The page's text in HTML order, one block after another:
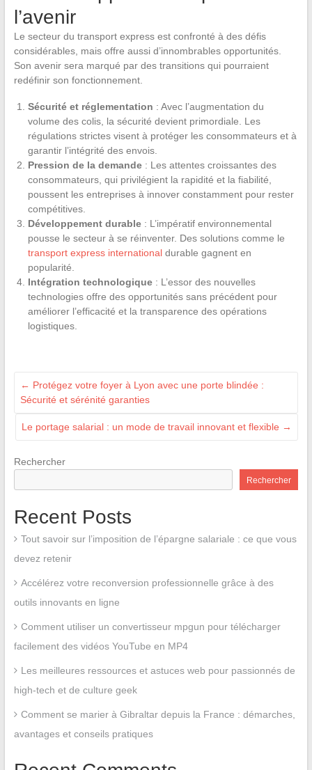
l’avenir
Le secteur du transport express est confronté à des défis
considérables, mais offre aussi d’innombrables opportunités.
Son avenir sera marqué par des transitions qui pourraient
redéfinir son fonctionnement.
Sécurité et réglementation : Avec l’augmentation du
volume des colis, la sécurité devient primordiale. Les
régulations strictes visent à protéger les consommateurs et à
garantir l’intégrité des envois.
Pression de la demande : Les attentes croissantes des
consommateurs, qui privilégient la rapidité et la fiabilité,
poussent les entreprises à innover constamment pour rester
compétitives.
Développement durable : L’impératif environnemental
pousse le secteur à se réinventer. Des solutions comme le
transport express internationaldurable gagnent en
popularité.
Intégration technologique : L’essor des nouvelles
technologies offre des opportunités sans précédent pour
améliorer l’efficacité et la transparence des opérations
logistiques.
← Protégez votre foyer à Lyon avec une porte blindée :
Sécurité et sérénité garanties
Le portage salarial : un mode de travail innovant et flexible →
Rechercher
Rechercher
Recent Posts
Tout savoir sur l’imposition de l’épargne salariale : ce que vous
devez retenir
Accélérez votre reconversion professionnelle grâce à des
outils innovants en ligne
Comment utiliser un convertisseur mpgun pour télécharger
facilement des vidéos YouTube en MP4
Les meilleures ressources et astuces web pour passionnés de
high-tech et de culture geek
Comment se marier à Gibraltar depuis la France : démarches,
avantages et conseils pratiques